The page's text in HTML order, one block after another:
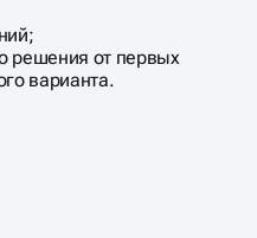
решения от первых
варианта.